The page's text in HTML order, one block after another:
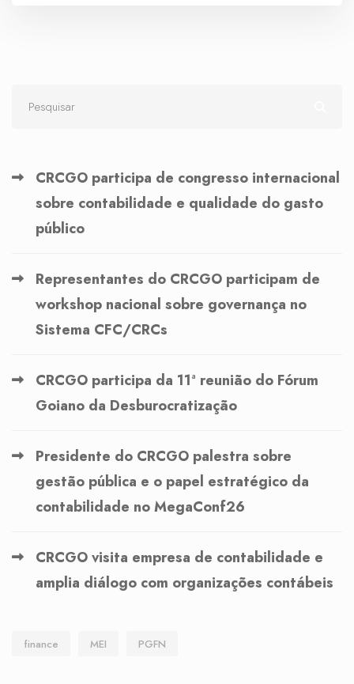
CRCGO participa de congresso internacional
sobre contabilidade e qualidade do gasto
público
Representantes do CRCGO participam de
workshop nacional sobre governança no
Sistema CFC/CRCs
CRCGO participa da 11ª reunião do Fórum
Goiano da Desburocratização
Presidente do CRCGO palestra sobre
gestão pública e o papel estratégico da
contabilidade no MegaConf26
CRCGO visita empresa de contabilidade e
amplia diálogo com organizações contábeis
finance MEI PGFN